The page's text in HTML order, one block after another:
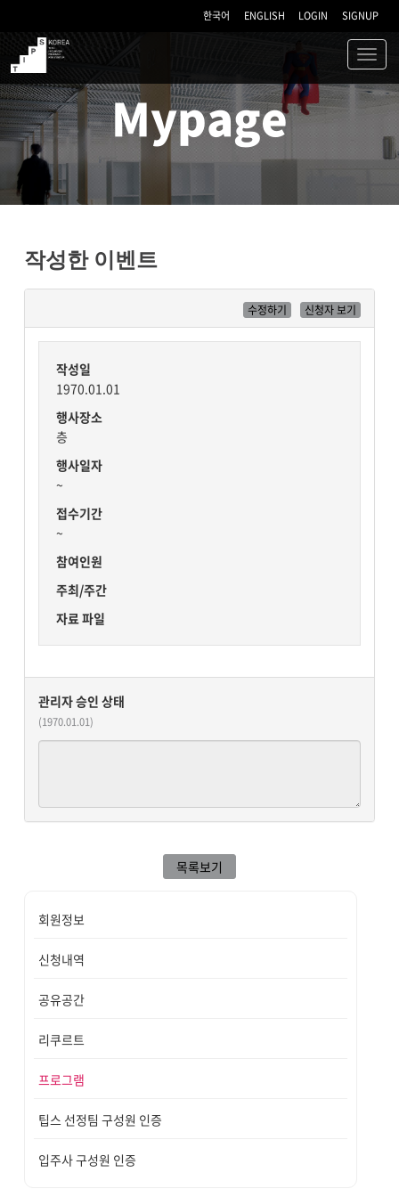
한국어 ENGLISH LOGIN SIGNUP
TIPS
Mypage
작성한 이벤트
수정하기 신청자 보기
작성일
1970.01.01
행사장소
층
행사일자
~
접수기간
~
참여인원
주최/주간
자료 파일
관리자 승인 상태
(1970.01.01)
목록보기
회원정보
신청내역
공유공간
리쿠르트
프로그램
팁스 선정팀 구성원 인증
입주사 구성원 인증